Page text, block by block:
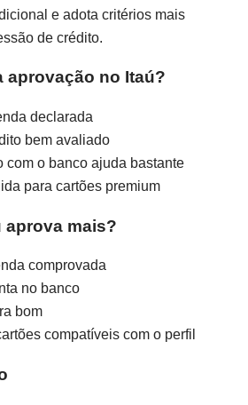
e adota critérios mais
de crédito.
aprovação no Itaú?
declarada
bem avaliado
com o banco ajuda bastante
para cartões premium
aprova mais?
comprovada
no banco
bom
compatíveis com o perfil